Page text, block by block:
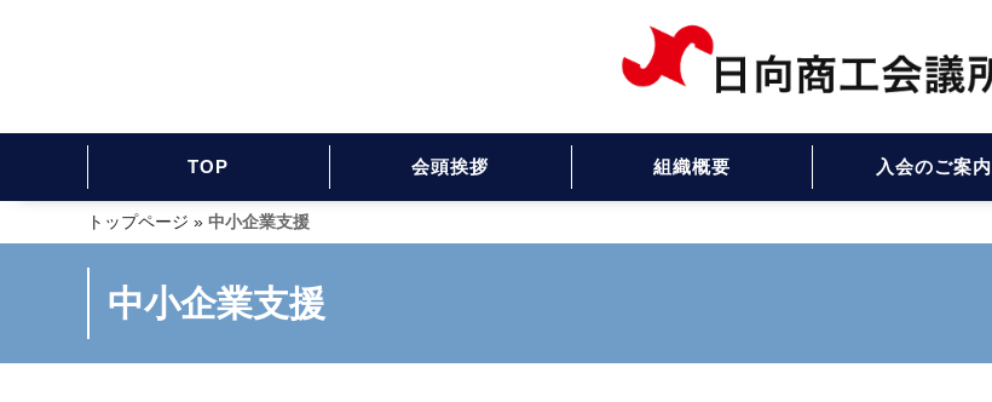
TOP 会頭挨拶 組織概要 入会のご案内
トップページ » 中小企業支援
中小企業支援